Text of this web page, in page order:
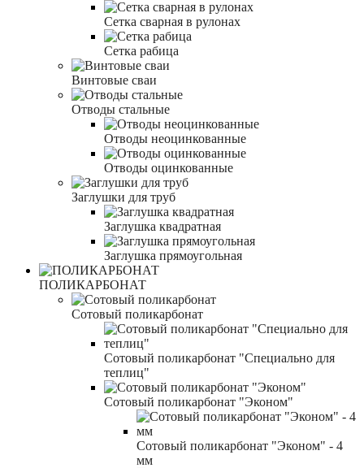
Сетка сварная в рулонах
Сетка рабица
Винтовые сваи
Отводы стальные
Отводы неоцинкованные
Отводы оцинкованные
Заглушки для труб
Заглушка квадратная
Заглушка прямоугольная
ПОЛИКАРБОНАТ
Сотовый поликарбонат
Сотовый поликарбонат "Специально для
теплиц"
Сотовый поликарбонат "Эконом"
Сотовый поликарбонат "Эконом" - 4
мм